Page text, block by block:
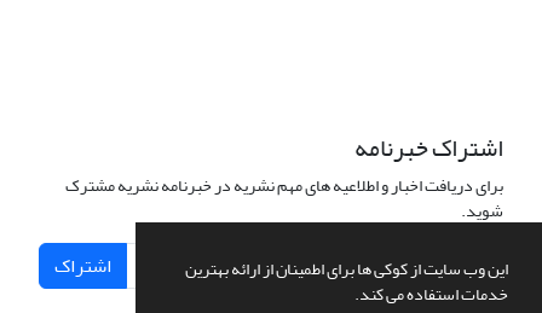
این وب سایت از کوکی ها برای اطمینان از ارائه بهترین
خدمات استفاده می کند.
اشتراک خبرنامه
برای دریافت اخبار و اطلاعیه های مهم نشریه در خبرنامه نشریه مشترک
شوید.
اشتراک